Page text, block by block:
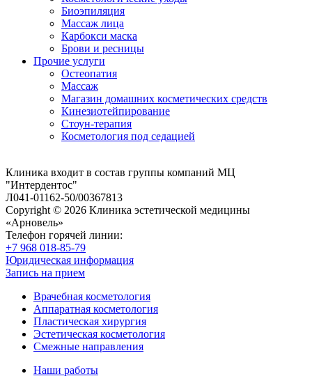
Биоэпиляция
Массаж лица
Карбокси маска
Брови и ресницы
Прочие услуги
Остеопатия
Массаж
Магазин домашних косметических средств
Кинезиотейпирование
Стоун-терапия
Косметология под седацией
Клиника входит в состав группы компаний МЦ
"Интердентос"
Л041-01162-50/00367813
Copyright © 2026 Клиника эстетической медицины
«Арновель»
Телефон горячей линии:
+7 968 018-85-79
Юридическая информация
Запись на прием
Врачебная косметология
Аппаратная косметология
Пластическая хирургия
Эстетическая косметология
Смежные направления
Наши работы